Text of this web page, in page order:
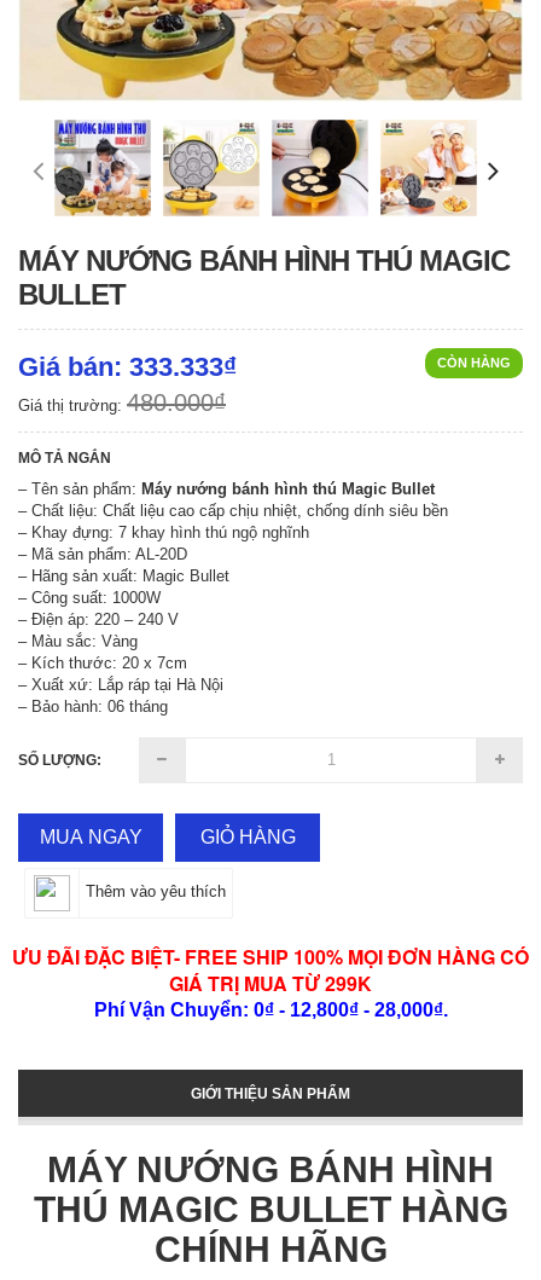
MÁY NƯỚNG BÁNH HÌNH THÚ MAGIC
BULLET
CÒN HÀNG
Giá bán: 333.333₫
Giá thị trường: 480.000₫
MÔ TẢ NGẮN
– Tên sản phẩm: Máy nướng bánh hình thú Magic Bullet
– Chất liệu: Chất liệu cao cấp chịu nhiệt, chống dính siêu bền
– Khay đựng: 7 khay hình thú ngộ nghĩnh
– Mã sản phẩm: AL-20D
– Hãng sản xuất: Magic Bullet
– Công suất: 1000W
– Điện áp: 220 – 240 V
– Màu sắc: Vàng
– Kích thước: 20 x 7cm
– Xuất xứ: Lắp ráp tại Hà Nội
– Bảo hành: 06 tháng
SỐ LƯỢNG:
MUA NGAY GIỎ HÀNG
Thêm vào yêu thích
ƯU ĐÃI ĐẶC BIỆT- FREE SHIP 100% MỌI ĐƠN HÀNG CÓ
GIÁ TRỊ MUA TỪ 299K
Phí Vận Chuyển: 0₫ - 12,800₫ - 28,000₫.
GIỚI THIỆU SẢN PHẨM
MÁY NƯỚNG BÁNH HÌNH
THÚ MAGIC BULLET HÀNG
CHÍNH HÃNG